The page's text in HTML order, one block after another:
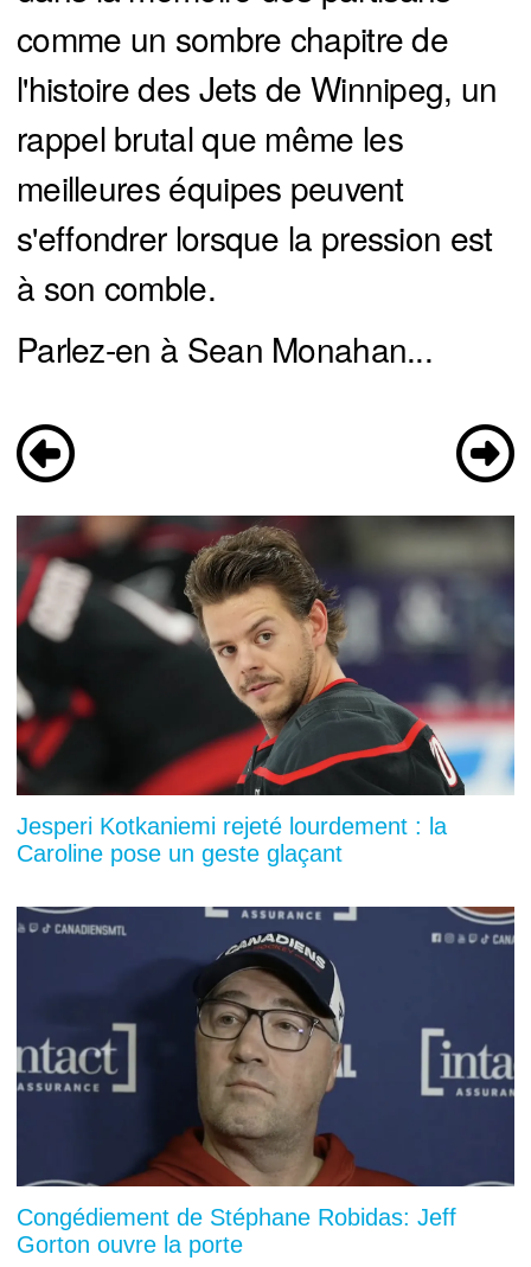
comme un sombre chapitre de
l'histoire des Jets de Winnipeg, un
rappel brutal que même les
meilleures équipes peuvent
s'effondrer lorsque la pression est
à son comble.
Parlez-en à Sean Monahan...
Jesperi Kotkaniemi rejeté lourdement : la
Caroline pose un geste glaçant
Congédiement de Stéphane Robidas: Jeff
Gorton ouvre la porte